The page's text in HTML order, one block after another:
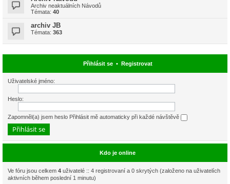
Archiv neaktuálních Návodů
Témata: 40
archiv JB
Témata: 363
Přihlásit se• Registrovat
Uživatelské jméno:
Heslo:
Zapomněl(a) jsem heslo Přihlásit mě automaticky při každé návštěvě
Kdo je online
Ve fóru jsou celkem 4 uživatelé :: 4 registrovaní a 0 skrytých (založeno na uživatelích
aktivních během poslední 1 minutu)